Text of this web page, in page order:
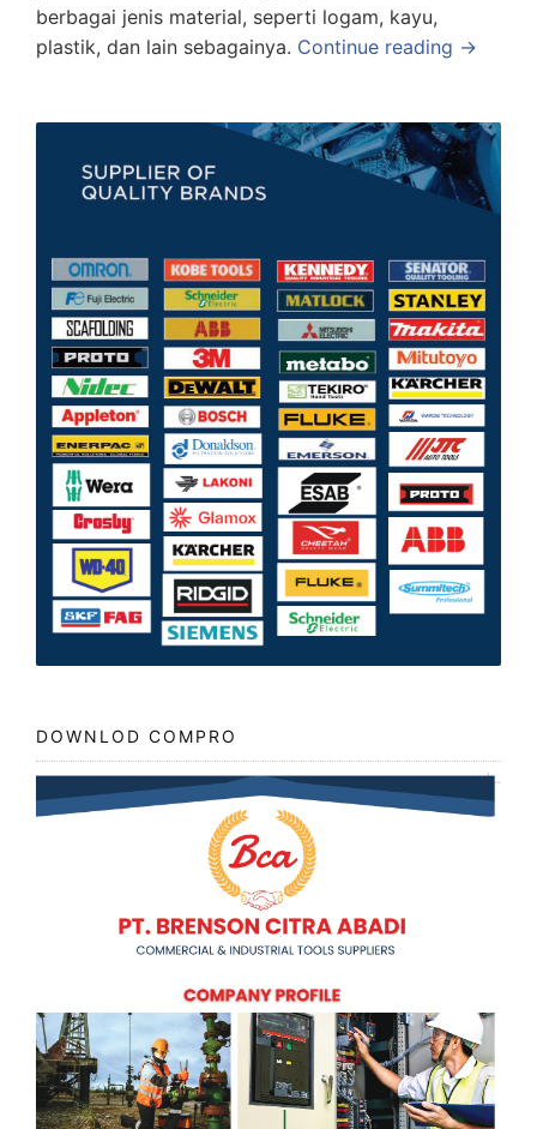
berbagai jenis material, seperti logam, kayu,
plastik, dan lain sebagainya. Continue reading →
DOWNLOD COMPRO